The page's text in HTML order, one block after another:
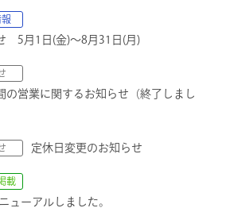
5月1日(金)～8月31日(月)
の営業に関するお知らせ（終了しまし
定休日変更のお知らせ
載
ューアルしました。